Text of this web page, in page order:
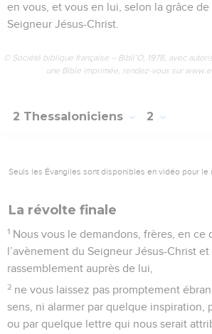
en vous, et vous en lui, selon la grâce
Seigneur Jésus-Christ.
© Société biblique française – Bibli’O, 1978, avec
une Bible imprimée, rendez-vous sur
2 Thessaloniciens 2
Seuls les Évangiles sont disponibles en vidéo pour le
La révolte finale
1 Nous vous le demandons, frères, en ce
l’avènement du Seigneur Jésus-Christ
rassemblement auprès de lui,
2 ne vous laissez pas promptement
sens, ni alarmer par quelque inspiration,
ou par quelque lettre qui nous serait